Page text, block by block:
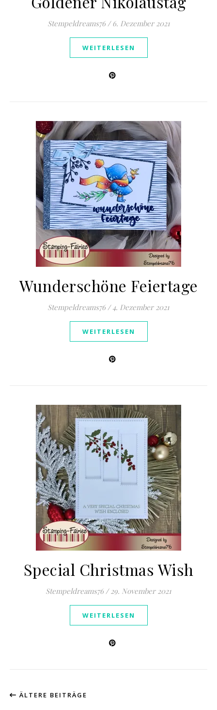
Stempeldreams76 / 6. Dezember 2021
WEITERLESEN
Wunderschöne Feiertage
Stempeldreams76 / 4. Dezember 2021
WEITERLESEN
Special Christmas Wish
Stempeldreams76 / 29. November 2021
WEITERLESEN
ÄLTERE BEITRÄGE